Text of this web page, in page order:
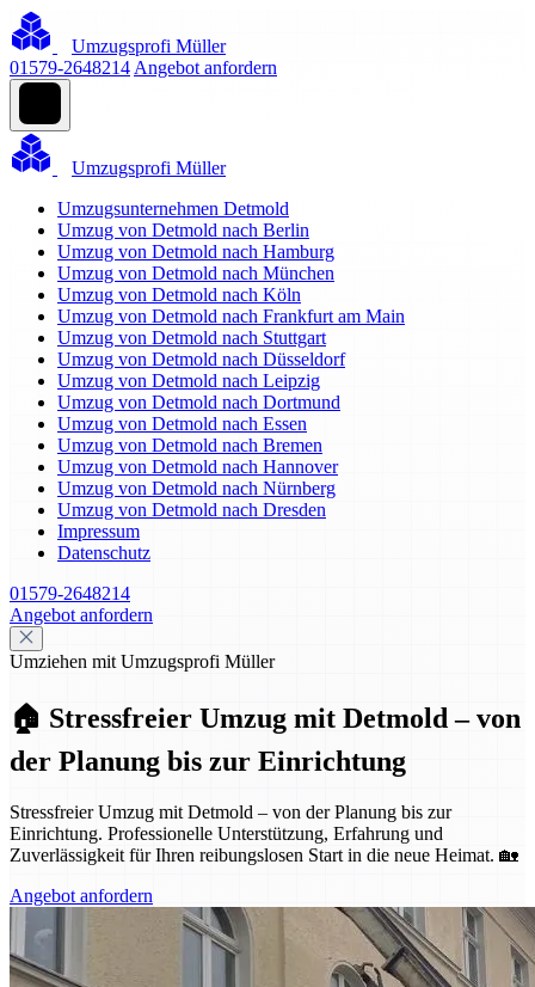
Umzugsprofi Müller
01579-2648214 Angebot anfordern
Umzugsprofi Müller
Umzugsunternehmen Detmold
Umzug von Detmold nach Berlin
Umzug von Detmold nach Hamburg
Umzug von Detmold nach München
Umzug von Detmold nach Köln
Umzug von Detmold nach Frankfurt am Main
Umzug von Detmold nach Stuttgart
Umzug von Detmold nach Düsseldorf
Umzug von Detmold nach Leipzig
Umzug von Detmold nach Dortmund
Umzug von Detmold nach Essen
Umzug von Detmold nach Bremen
Umzug von Detmold nach Hannover
Umzug von Detmold nach Nürnberg
Umzug von Detmold nach Dresden
Impressum
Datenschutz
01579-2648214
Angebot anfordern
Umziehen mit Umzugsprofi Müller
🏠 Stressfreier Umzug mit Detmold – von
der Planung bis zur Einrichtung
Stressfreier Umzug mit Detmold – von der Planung bis zur
Einrichtung. Professionelle Unterstützung, Erfahrung und
Zuverlässigkeit für Ihren reibungslosen Start in die neue Heimat. 🏡
Angebot anfordern